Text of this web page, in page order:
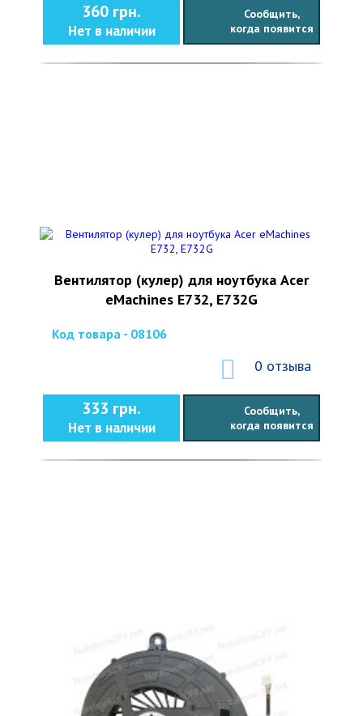
360 грн.
Нет в наличии
Сообщить,
когда появится
Вентилятор (кулер) для ноутбука Acer
eMachines E732, E732G
Код товара - 08106
0 отзыва
333 грн.
Нет в наличии
Сообщить,
когда появится